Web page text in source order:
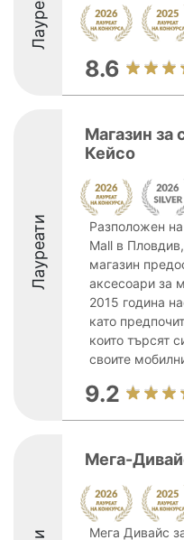
8.6
Лауреати
Магазин за
Кейсо
Разположен
Mall в
магазин
аксесоари за
2015 година
като
които търсят
своите
9.2
Мега-
Мега Дивайс